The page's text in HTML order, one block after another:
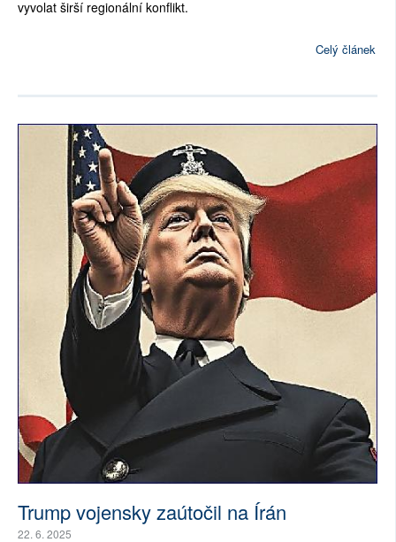
vyvolat širší regionální konflikt.
Celý článek
Trump vojensky zaútočil na Írán
22. 6. 2025